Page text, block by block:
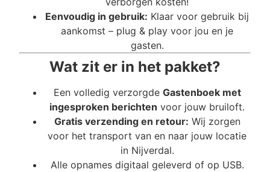
Eenvoudig in gebruik: Klaar voor gebruik bij
aankomst – plug & play voor jou en je
gasten.
Wat zit er in het pakket?
Een volledig verzorgde Gastenboek met
ingesproken berichten voor jouw bruiloft.
Gratis verzending en retour: Wij zorgen
voor het transport van en naar jouw locatie
in Nijverdal.
Alle opnames digitaal geleverd of op USB.